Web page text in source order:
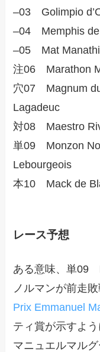
–03 Golimpio
–04 Memphis
–05 Mat
注06 Marathon
穴07 Magnum
Lagadeuc
対08 Maestro
単09 Monzon
Lebourgeois
本10 Mack de
レース予想
ある意味、単09
ノルマンが前走
Prix Emmanuel
ティ賞が示すよ
マニュエルマル